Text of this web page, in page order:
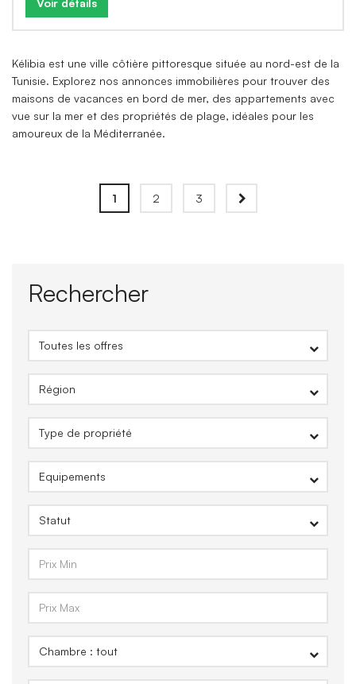
Voir détails
Kélibia est une ville côtière pittoresque située au nord-est de la
Tunisie. Explorez nos annonces immobilières pour trouver des
maisons de vacances en bord de mer, des appartements avec
vue sur la mer et des propriétés de plage, idéales pour les
amoureux de la Méditerranée.
1 2 3
Rechercher